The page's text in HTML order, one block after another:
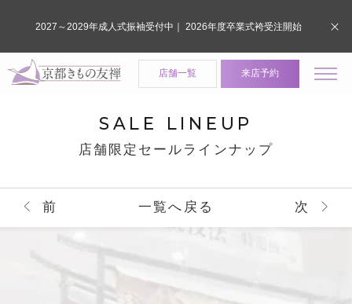
店舗一覧 来店予約
SALE LINEUP
店舗限定セールラインナップ
前 一覧へ戻る 次
2027～2029年成人式振袖受付中｜ 2026年度卒業式袴受注開始